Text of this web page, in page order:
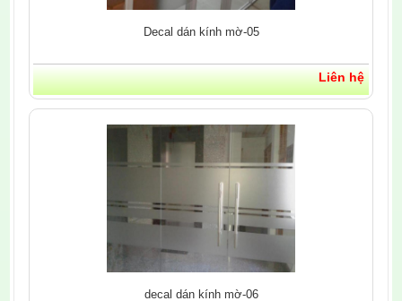
Decal dán kính mờ-05
Liên hệ
decal dán kính mờ-06